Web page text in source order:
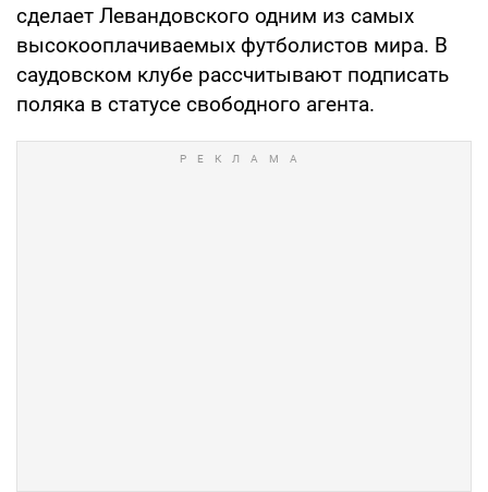
сделает Левандовского одним из самых
высокооплачиваемых футболистов мира. В
саудовском клубе рассчитывают подписать
поляка в статусе свободного агента.